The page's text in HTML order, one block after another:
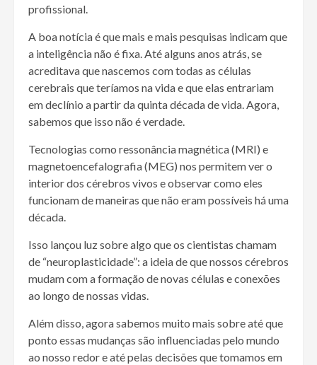
profissional.
A boa notícia é que mais e mais pesquisas indicam que
a inteligência não é fixa. Até alguns anos atrás, se
acreditava que nascemos com todas as células
cerebrais que teríamos na vida e que elas entrariam
em declínio a partir da quinta década de vida. Agora,
sabemos que isso não é verdade.
Tecnologias como ressonância magnética (MRI) e
magnetoencefalografia (MEG) nos permitem ver o
interior dos cérebros vivos e observar como eles
funcionam de maneiras que não eram possíveis há uma
década.
Isso lançou luz sobre algo que os cientistas chamam
de “neuroplasticidade”: a ideia de que nossos cérebros
mudam com a formação de novas células e conexões
ao longo de nossas vidas.
Além disso, agora sabemos muito mais sobre até que
ponto essas mudanças são influenciadas pelo mundo
ao nosso redor e até pelas decisões que tomamos em